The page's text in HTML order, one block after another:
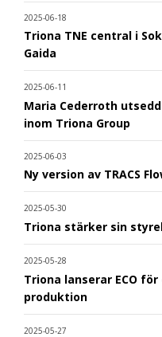
2025-06-18
Triona TNE central i
Gaida
2025-06-11
Maria Cederroth
inom Triona Group
2025-06-03
Ny version av TRACS
2025-05-30
Triona stärker sin
2025-05-28
Triona lanserar ECO
produktion
2025-05-27